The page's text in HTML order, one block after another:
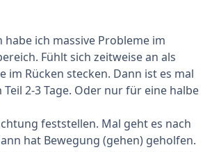
habe ich massive Probleme im
Fühlt sich zeitweise an als
im Rücken stecken. Dann ist es mal
2-3 Tage. Oder nur für eine halbe
feststellen. Mal geht es nach
hat Bewegung (gehen) geholfen.